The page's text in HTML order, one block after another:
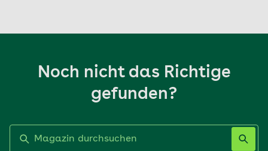
Noch nicht das Richtige
gefunden?